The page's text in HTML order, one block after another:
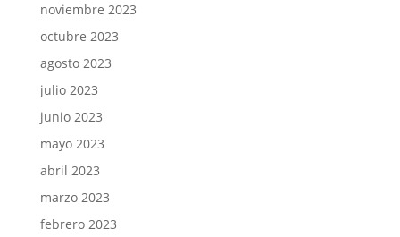
noviembre 2023
octubre 2023
agosto 2023
julio 2023
junio 2023
mayo 2023
abril 2023
marzo 2023
febrero 2023